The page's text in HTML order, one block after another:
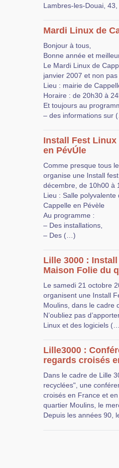
Lambres-les-Douai,
Mardi Linux de
Bonjour à tous,
Bonne année et
Le Mardi Linux de
janvier 2007 et non
Lieu : mairie de
Horaire : de 20h30 à
Et toujours au
– des informations sur
Install Fest Linux
en PévÚle
Comme presque tous
organise une Install
décembre, de 10h00 à
Lieu : Salle
Cappelle en Pévèle
Au programme :
– Des installations,
– Des (…)
Lille 3000 :
Maison Folie du
Le samedi 21 octobre
organisent une Install
Moulins, dans le cadre
N’oubliez pas
Linux et des logiciels
Lille3000 :
regards croisés
Dans le cadre de Lille
recyclées", une
croisés en France et
quartier Moulins, le
Depuis les années 90,